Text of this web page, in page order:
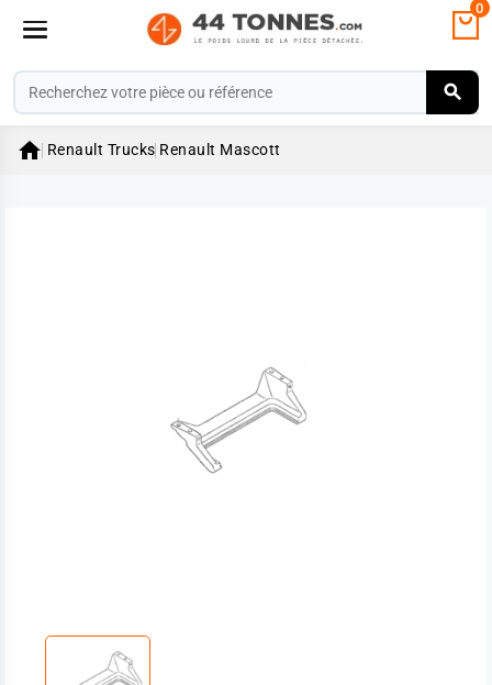
0
 Renault Trucks Renault Mascott